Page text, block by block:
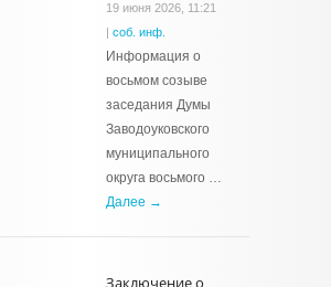
19 июня 2026, 11:21
| соб. инф.
Информация о
восьмом созыве
заседания Думы
Заводоуковского
муниципального
округа восьмого …
Далее →
Заключение о